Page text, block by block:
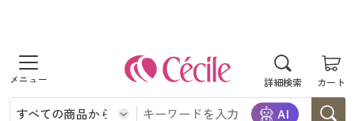
詳細検索 カート
商品を探す
レディース
レディース
レディース通販すべて
インナー・下着